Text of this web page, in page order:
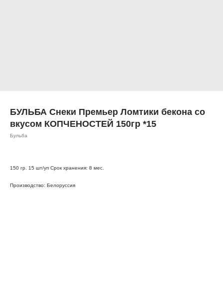
БУЛЬБА Снеки Премьер Ломтики бекона со
вкусом КОПЧЕНОСТЕЙ 150гр *15
Бульба
150 гр. 15 шт/уп Срок хранения: 8 мес.
Производство: Белоруссия